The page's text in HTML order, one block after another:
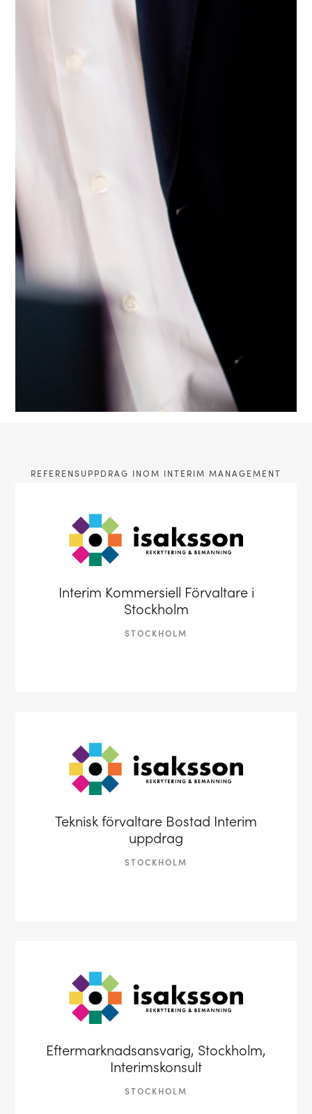
REFERENSUPPDRAG INOM INTERIM MANAGEMENT
Interim Kommersiell Förvaltare i
Stockholm
STOCKHOLM
Teknisk förvaltare Bostad Interim
uppdrag
STOCKHOLM
Eftermarknadsansvarig, Stockholm,
Interimskonsult
STOCKHOLM